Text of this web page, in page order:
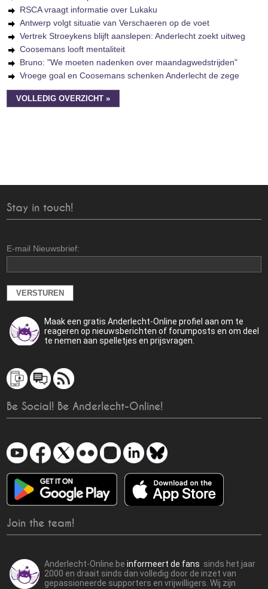
RSCA vraagt informatie over Lukaku
Antwerp volgt situatie van Verschaeren op de voet
Vertrek Stroeykens blijft aanslepen: Anderlecht zoekt uitweg
Coosemans looft mentaliteit
Bruno: "We moeten nadenken over maandagwedstrijden"
Vroege goal en Coosemans schenken Anderlecht de zege
VOLLEDIG OVERZICHT »
Stay in touch!
E-mail Nieuwsbrief:
Maak een gratis Anderlecht-Online profiel aan om te
reageren op nieuwsberichten of forumposts en om deel
te nemen aan spelletjes en prijsvragen.
Be Social! Be Anderlecht-Online!
Join the team!
Anderlecht-Online.beinformeert de fans sinds het jaar
2000 en draait sinds dan volledig door de inzet van
gepassioneerde supporters en vrijwilligers. Wij zijn